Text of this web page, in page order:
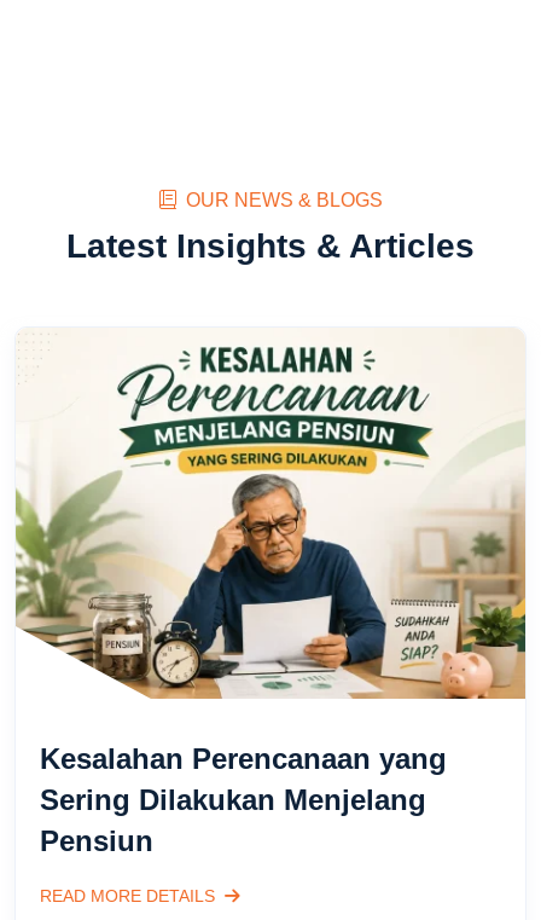
OUR NEWS & BLOGS
Latest Insights & Articles
Kesalahan Perencanaan yang
Sering Dilakukan Menjelang
Pensiun
READ MORE DETAILS